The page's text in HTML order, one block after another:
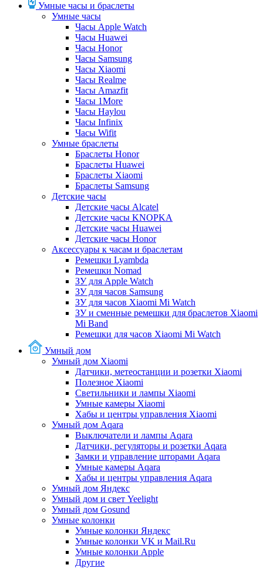
Умные часы и браслеты
Умные часы
Часы Apple Watch
Часы Huawei
Часы Honor
Часы Samsung
Часы Xiaomi
Часы Realme
Часы Amazfit
Часы 1More
Часы Haylou
Часы Infinix
Часы Wifit
Умные браслеты
Браслеты Honor
Браслеты Huawei
Браслеты Xiaomi
Браслеты Samsung
Детские часы
Детские часы Alcatel
Детские часы KNOPKA
Детские часы Huawei
Детские часы Honor
Аксессуары к часам и браслетам
Ремешки Lyambda
Ремешки Nomad
ЗУ для Apple Watch
ЗУ для часов Samsung
ЗУ для часов Xiaomi Mi Watch
ЗУ и сменные ремешки для браслетов Xiaomi
Mi Band
Ремешки для часов Xiaomi Mi Watch
Умный дом
Умный дом Xiaomi
Датчики, метеостанции и розетки Xiaomi
Полезное Xiaomi
Светильники и лампы Xiaomi
Умные камеры Xiaomi
Хабы и центры управления Xiaomi
Умный дом Aqara
Выключатели и лампы Aqara
Датчики, регуляторы и розетки Aqara
Замки и управление шторами Aqara
Умные камеры Aqara
Хабы и центры управления Aqara
Умный дом Яндекс
Умный дом и свет Yeelight
Умный дом Gosund
Умные колонки
Умные колонки Яндекс
Умные колонки VK и Mail.Ru
Умные колонки Apple
Другие